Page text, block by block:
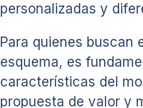
personalizadas y
Para quienes buscan
esquema, es
características del
propuesta de valor y